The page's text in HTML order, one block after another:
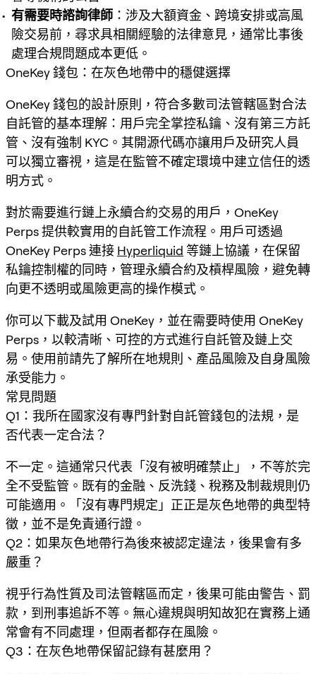
有需要時諮詢律師 ：涉及大額資金、跨境安排或高風
險交易前，尋求具相關經驗的法律意見，通常比事後
處理合規問題成本更低。
OneKey 錢包：在灰色地帶中的穩健選擇
OneKey 錢包的設計原則，符合多數司法管轄區對合法
自託管的基本理解：用戶完全掌控私鑰、沒有第三方託
管、沒有強制 KYC。其開源代碼亦讓用戶及研究人員
可以獨立審視，這是在監管不確定環境中建立信任的透
明方式。
對於需要進行鏈上永續合約交易的用戶，OneKey
Perps 提供較實用的自託管工作流程。用戶可透過
OneKey Perps 連接 Hyperliquid 等鏈上協議，在保留
私鑰控制權的同時，管理永續合約及槓桿風險，避免轉
向更不透明或風險更高的操作模式。
你可以下載及試用 OneKey，並在需要時使用 OneKey
Perps，以較清晰、可控的方式進行自託管及鏈上交
易。使用前請先了解所在地規則、產品風險及自身風險
承受能力。
常見問題
Q1：我所在國家沒有專門針對自託管錢包的法規，是
否代表一定合法？
不一定。這通常只代表「沒有被明確禁止」，不等於完
全不受監管。既有的金融、反洗錢、稅務及制裁規則仍
可能適用。「沒有專門規定」正正是灰色地帶的典型特
徵，並不是免責通行證。
Q2：如果灰色地帶行為後來被認定違法，後果會有多
嚴重？
視乎行為性質及司法管轄區而定，後果可能由警告、罰
款，到刑事追訴不等。無心違規與明知故犯在實務上通
常會有不同處理，但兩者都存在風險。
Q3：在灰色地帶保留記錄有甚麼用？